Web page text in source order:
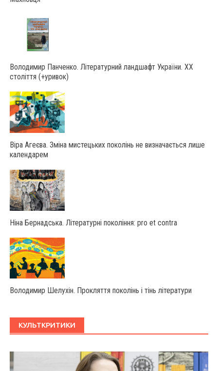
Володимир Панченко. Літературний ландшафт України. ХХ
століття (+уривок)
Віра Агеєва. Зміна мистецьких поколінь не визначається лише
календарем
Ніна Бернадська. Літературні покоління: pro et contra
Володимир Шелухін. Прокляття поколінь і тінь літератури
КУЛЬТКРИТИКИ